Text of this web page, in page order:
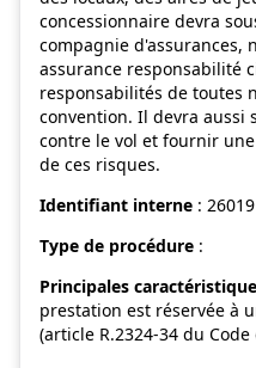
concessionnaire devra
compagnie d'assurances,
assurance responsabilité
responsabilités de toutes
convention. Il devra aussi
contre le vol et fournir
de ces risques.
Identifiant interne : 26019
Type de procédure :
Principales
prestation est réservée à
(article R.2324-34 du